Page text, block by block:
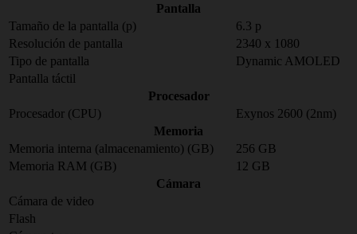
Pantalla
Tamaño de la pantalla (p)
6.3 p
Resolución de pantalla
2340 x 1080
Tipo de pantalla
Dynamic AMOLED
Pantalla táctil
Procesador
Procesador (CPU)
Exynos 2600 (2nm)
Memoria
Memoria interna (almacenamiento) (GB)
256 GB
Memoria RAM (GB)
12 GB
Cámara
Cámara de video
Flash